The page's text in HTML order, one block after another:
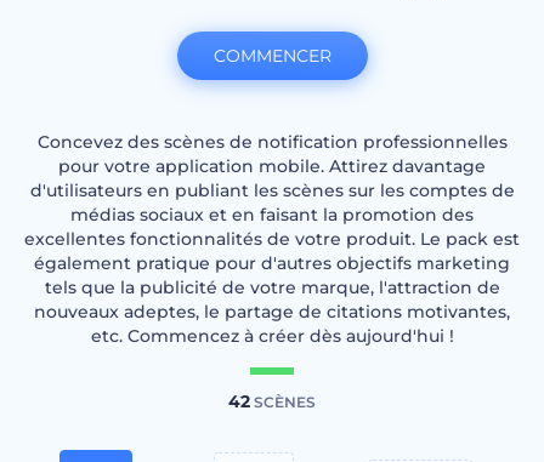
Concevez des scènes de notification professionnelles
pour votre application mobile. Attirez davantage
d'utilisateurs en publiant les scènes sur les comptes de
médias sociaux et en faisant la promotion des
excellentes fonctionnalités de votre produit. Le pack est
également pratique pour d'autres objectifs marketing
tels que la publicité de votre marque, l'attraction de
nouveaux adeptes, le partage de citations motivantes,
etc. Commencez à créer dès aujourd'hui !
42 SCÈNES
COMMENCER